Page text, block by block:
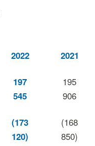
2022 2021
197
545
195
906
(173
120)
(168
850)